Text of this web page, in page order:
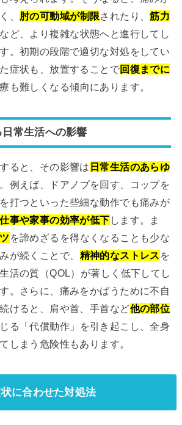
、 肘の可動域が制限されたり、筋力
ど、より複雑な状態へと進行してし
。初期の段階で適切な対処をしてい
症状も、放置することで回復までに
療も難しくなる傾向にあります。
常生活への影響
ると、その影響は 日常生活のあらゆ
例えば、ドアノブを回す、コップを
打つといった些細な動作でも痛みが
仕事や家事の効率が低下 します。ま
を諦めざるを得なくなることも少な
が続くことで、 精神的なストレス を
活の質（QOL）が著しく低下してし
。さらに、痛みをかばうために不自
けると、肩や首、手首など他の部位
る「代償動作」を引き起こし、全身
しまう危険性もあります。
に合わせた対処法